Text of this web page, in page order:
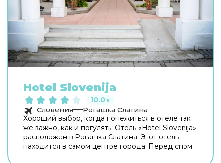
Hotel Slovenija
10.0★
Словения
Рогашка Слатина
Хороший выбор, когда понежиться в отеле так
же важно, как и погулять. Отель «Hotel Slovenija»
расположен в Рогашка Слатина. Этот отель
находится в самом центре города. Перед сном